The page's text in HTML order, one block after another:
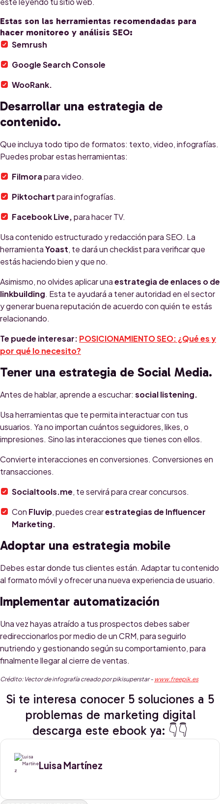
Estas son las herramientas recomendadas para
hacer monitoreo y análisis SEO:
Semrush
Google Search Console
WooRank.
Desarrollar una estrategia de
contenido.
Que incluya todo tipo de formatos: texto, video, infografías.
Puedes probar estas herramientas:
Filmorapara video.
Piktochartpara infografías.
Facebook Live,para hacer TV.
Usa contenido estructurado y redacción para SEO. La
herramientaYoast, te dará un checklist para verificar que
estás haciendo bien y que no.
Asimismo, no olvides aplicar unaestrategia de enlaces o de
linkbuilding. Esta te ayudará a tener autoridad en el sector
y generar buena reputación de acuerdo con quién te estás
relacionando.
Te puede interesar: POSICIONAMIENTO SEO: ¿Qué es y
por qué lo necesito?
Tener una estrategia de Social Media.
Antes de hablar, aprende a escuchar: social listening.
Usa herramientas que te permita interactuar con tus
usuarios. Ya no importan cuántos seguidores, likes, o
impresiones. Sino las interacciones que tienes con ellos.
Convierte interacciones en conversiones. Conversiones en
transacciones.
Socialtools.me, te servirá para crear concursos.
Con Fluvip, puedes crearestrategias de Influencer
Marketing.
Adoptar una estrategia mobile
Debes estar donde tus clientes están. Adaptar tu contenido
al formato móvil y ofrecer una nueva experiencia de usuario.
Implementar automatización
Una vez hayas atraído a tus prospectos debes saber
redireccionarlos por medio de un CRM, para seguirlo
nutriendo y gestionando según su comportamiento, para
finalmente llegar al cierre de ventas.
Crédito: Vector de infografía creado por pikisuperstar - www.freepik.es
Si te interesa conocer 5 soluciones a 5
problemas de marketing digital
descarga este ebook ya: 👇👇
Luisa Martínez